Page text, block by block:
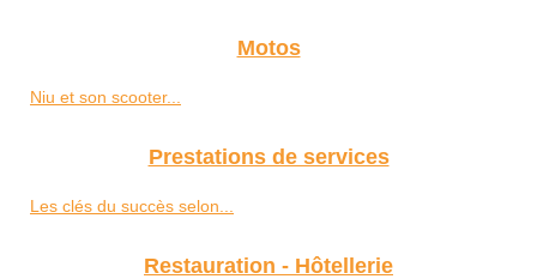
Motos
Niu et son scooter...
Prestations de services
Les clés du succès selon...
Restauration - Hôtellerie